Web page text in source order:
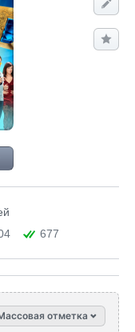
677
отметка